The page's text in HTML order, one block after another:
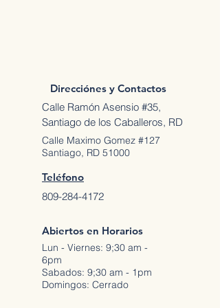
Direcciónes y Contactos
Calle Ramón Asensio #35,
Santiago de los Caballeros, RD
Calle Maximo Gomez #127
Santiago, RD 51000
Teléfono
809-284-4172
Abiertos en Horarios
Lun - Viernes: 9;30 am -
6pm
Sabados: 9;30 am - 1pm
Domingos: Cerrado